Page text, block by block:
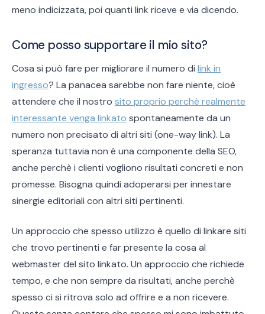
meno indicizzata, poi quanti link riceve e via dicendo.
Come posso supportare il mio sito?
Cosa si può fare per migliorare il numero di link in
ingresso? La panacea sarebbe non fare niente, cioè
attendere che il nostro sito proprio perchè realmente
interessante venga linkato spontaneamente da un
numero non precisato di altri siti (one-way link). La
speranza tuttavia non é una componente della SEO,
anche perchè i clienti vogliono risultati concreti e non
promesse. Bisogna quindi adoperarsi per innestare
sinergie editoriali con altri siti pertinenti.
Un approccio che spesso utilizzo è quello di linkare siti
che trovo pertinenti e far presente la cosa al
webmaster del sito linkato. Un approccio che richiede
tempo, e che non sempre da risultati, anche perchè
spesso ci si ritrova solo ad offrire e a non ricevere.